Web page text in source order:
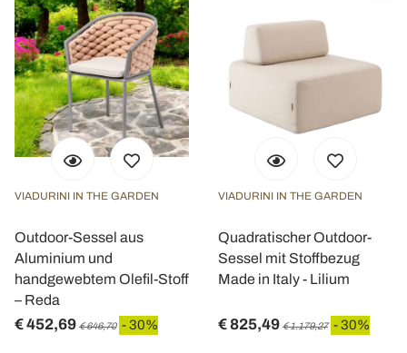
VIADURINI IN THE GARDEN
Outdoor-Sessel aus
Aluminium und
handgewebtem Olefil-Stoff
– Reda
€ 452,69 € 646,70 - 30%
VIADURINI IN THE GARDEN
Quadratischer Outdoor-
Sessel mit Stoffbezug
Made in Italy - Lilium
€ 825,49 € 1.179,27 - 30%